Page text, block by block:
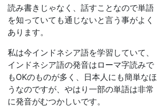
読み書きじゃなく、話すことなので単語
を知っていても通じないと言う事がよく
あります。
私は今インドネシア語を学習していて、
インドネシア語の発音はローマ字読みで
もOKのものが多く、日本人にも簡単なほ
うなのですが、やはり一部の単語は非常
に発音がむつかしいです。